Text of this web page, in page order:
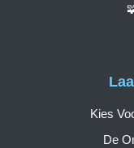
Kies
De